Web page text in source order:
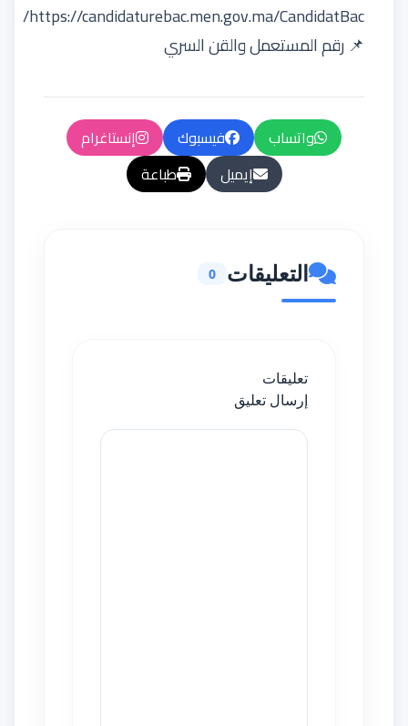
https://candidaturebac.men.gov.ma/CandidatBac/
📌 رقم المستعمل والقن السري
واتساب فيسبوك
إنستاغرام
إيميل
طباعة
التعليقات 0
تعليقات
إرسال تعليق